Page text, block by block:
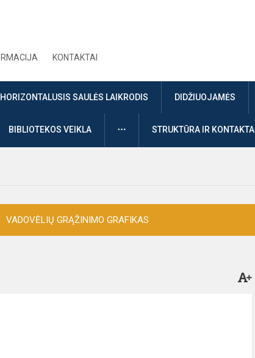
KONTAKTAI
SAULĖS LAIKRODIS DIDŽIUOJAMĖS
BIBLIOTEKOS VEIKLA DAUGIAUSTRUKTŪRA IR KONTAKTAI
VADOVĖLIŲ GRĄŽINIMO GRAFIKAS